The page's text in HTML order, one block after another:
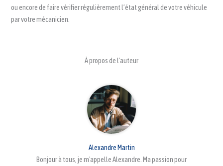
ou encore de faire vérifier régulièrement l’état général de votre véhicule
par votre mécanicien.
À propos de l'auteur
Alexandre Martin
Bonjour à tous, je m'appelle Alexandre. Ma passion pour